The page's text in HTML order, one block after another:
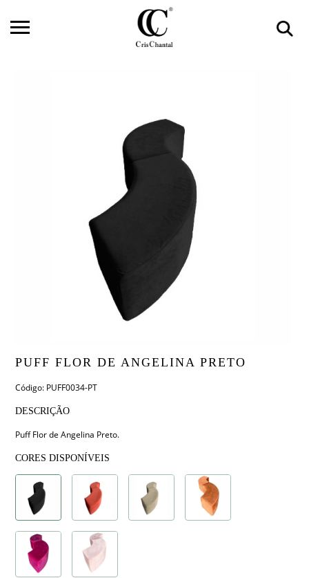
PUFF FLOR DE ANGELINA PRETO
Código: PUFF0034-PT
DESCRIÇÃO
Puff Flor de Angelina Preto.
CORES DISPONÍVEIS